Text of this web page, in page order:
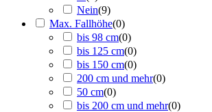
Nein(9)
Max. Fallhöhe(0)
bis 98 cm(0)
bis 125 cm(0)
bis 150 cm(0)
200 cm und mehr(0)
50 cm(0)
bis 200 cm und mehr(0)